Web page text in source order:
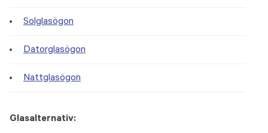
Solglasögon
Datorglasögon
Nattglasögon
Glasalternativ: